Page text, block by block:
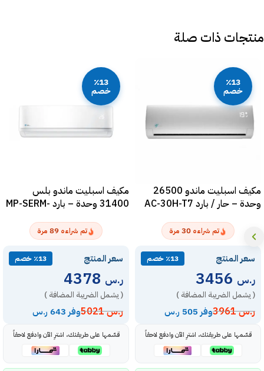
منتجات ذات صلة
٪13
خصم
مكيف اسبليت ماندو 26500
وحدة – حار / بارد AC-30H-T7
تم شراءه 30 مرة
سعر المنتج ٪13 خصم
ر.س
( يشمل الضريبة المضافة )
ر.س3961 وفر 505 ر.س
قسّمها على طريقتك، اشترِ الآن وادفع لاحقاً
٪13
خصم
مكيف اسبليت ماندو بلس
31400 وحدة – بارد MP-SERM-
تم شراءه 89 مرة
سعر المنتج ٪13 خصم
ر.س
( يشمل الضريبة المضافة )
ر.س5021 وفر 643 ر.س
قسّمها على طريقتك، اشترِ الآن وادفع لاحقاً